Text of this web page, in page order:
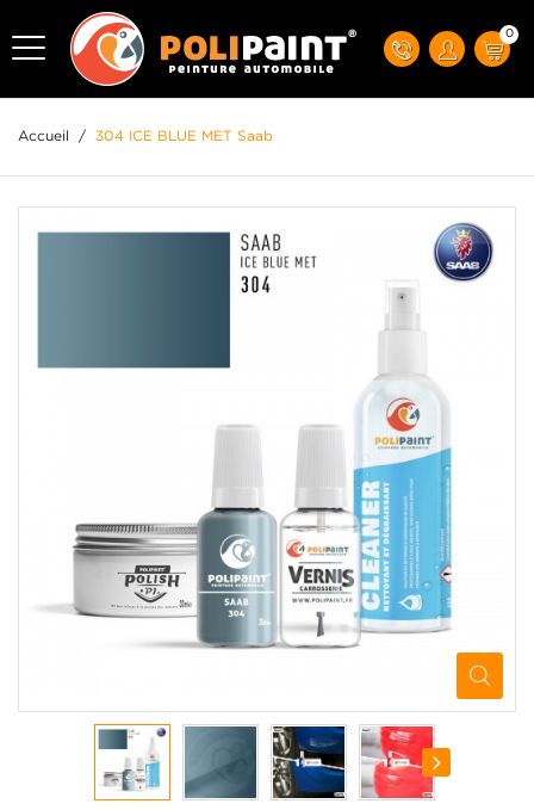
0
Accueil / 304 ICE BLUE MET Saab